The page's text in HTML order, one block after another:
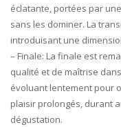
éclatante, portées par
sans les dominer. La
introduisant une
– Finale: La finale est
qualité et de maîtrise
évoluant lentement pour
plaisir prolongés, durant
dégustation.